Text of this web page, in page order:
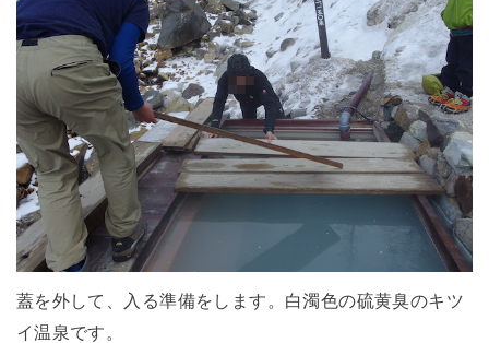
蓋を外して、入る準備をします。白濁色の硫黄臭のキツ
イ温泉です。